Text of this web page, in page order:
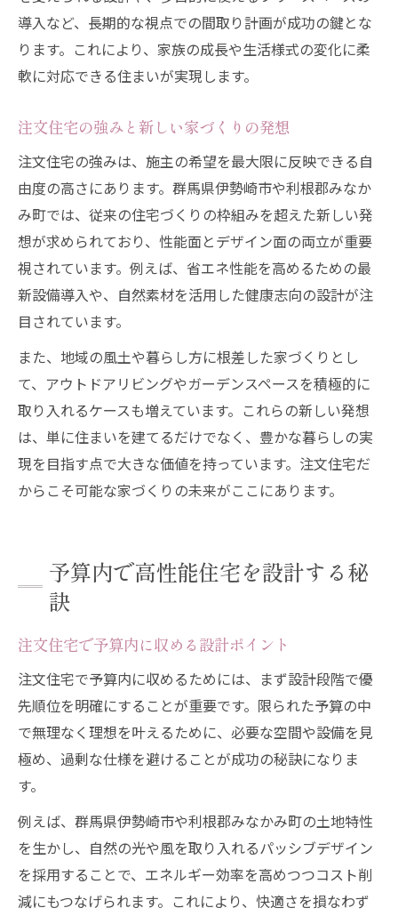
導入など、長期的な視点での間取り計画が成功の鍵とな
ります。これにより、家族の成長や生活様式の変化に柔
軟に対応できる住まいが実現します。
注文住宅の強みと新しい家づくりの発想
注文住宅の強みは、施主の希望を最大限に反映できる自
由度の高さにあります。群馬県伊勢崎市や利根郡みなか
み町では、従来の住宅づくりの枠組みを超えた新しい発
想が求められており、性能面とデザイン面の両立が重要
視されています。例えば、省エネ性能を高めるための最
新設備導入や、自然素材を活用した健康志向の設計が注
目されています。
また、地域の風土や暮らし方に根差した家づくりとし
て、アウトドアリビングやガーデンスペースを積極的に
取り入れるケースも増えています。これらの新しい発想
は、単に住まいを建てるだけでなく、豊かな暮らしの実
現を目指す点で大きな価値を持っています。注文住宅だ
からこそ可能な家づくりの未来がここにあります。
予算内で高性能住宅を設計する秘
訣
注文住宅で予算内に収める設計ポイント
注文住宅で予算内に収めるためには、まず設計段階で優
先順位を明確にすることが重要です。限られた予算の中
で無理なく理想を叶えるために、必要な空間や設備を見
極め、過剰な仕様を避けることが成功の秘訣になりま
す。
例えば、群馬県伊勢崎市や利根郡みなかみ町の土地特性
を生かし、自然の光や風を取り入れるパッシブデザイン
を採用することで、エネルギー効率を高めつつコスト削
減にもつなげられます。これにより、快適さを損なわず